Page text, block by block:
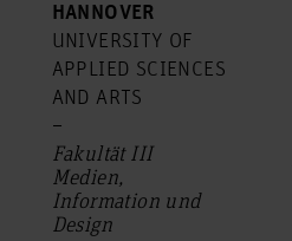
HANNOVER
UNIVERSITY OF
APPLIED SCIENCES
AND ARTS
–
Fakultät III
Medien,
Information und
Design